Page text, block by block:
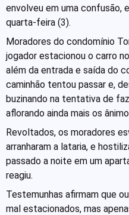
envolveu em uma confusão,
quarta-feira (3).
Moradores do condomínio
jogador estacionou o carro
além da entrada e saída do
caminhão tentou passar e,
buzinando na tentativa de
aflorando ainda mais os
Revoltados, os moradores
arranharam a lataria, e
passado a noite em um
reagiu.
Testemunhas afirmam que
mal estacionados, mas